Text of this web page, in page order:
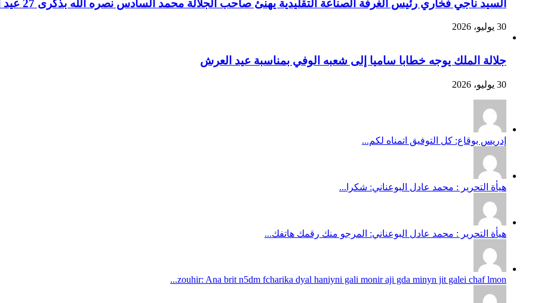
السيد ناجي فخاري رئيس الغرفة الصناعة التقليدية يهنئ صاحب الجلالة محمد السادس نصره الله بذكرى 27 عيد العرش المجيد
30 يوليو، 2026
جلالة الملك يوجه خطابا ساميا إلى شعبه الوفي بمناسبة عيد العرش
30 يوليو، 2026
إدريس بوقاع: كل التوفيق اتمناه لكم...
هيأة التحرير : محمد عادل البوعناني: شكرا...
هيأة التحرير : محمد عادل البوعناني: المرجو منك رقمك هاتفك...
zouhir: Ana brit n5dm fcharika dyal haniyni gali monir aji gda minyn jit galei chaf lmon...